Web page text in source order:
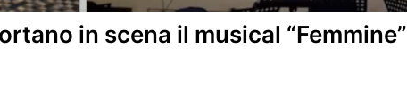
in scena il musical “Femmine”